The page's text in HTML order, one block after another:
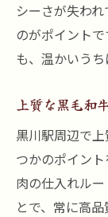
シーさが失わ
のがポイント
も、温かいうち
上質な黒毛和
黒川駅周辺で
つかのポイント
肉の仕入れル
とで、常に高